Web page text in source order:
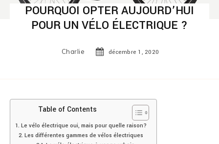
POURQUOI OPTER AUJOURD’HUI
POUR UN VÉLO ÉLECTRIQUE ?
Charlie décembre 1, 2020
Table of Contents
Le vélo électrique oui, mais pour quelle raison?
Les différentes gammes de vélos électriques